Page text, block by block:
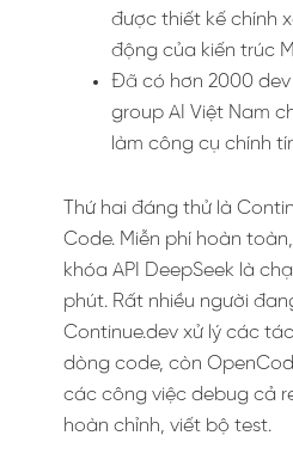
được thiết kế chính
động của kiến trúc
Đã có hơn 2000 dev
group AI Việt Nam
làm công cụ chính
Thứ hai đáng thử là
Code. Miễn phí hoàn
khóa API DeepSeek là
phút. Rất nhiều người
Continue.dev xử lý các
dòng code, còn
các công việc debug cả
hoàn chỉnh, viết bộ test.